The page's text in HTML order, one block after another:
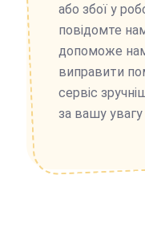
або збої у
повідомте
допоможе
виправити
сервіс
за вашу